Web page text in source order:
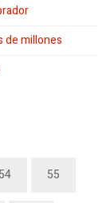
de millones
54 55